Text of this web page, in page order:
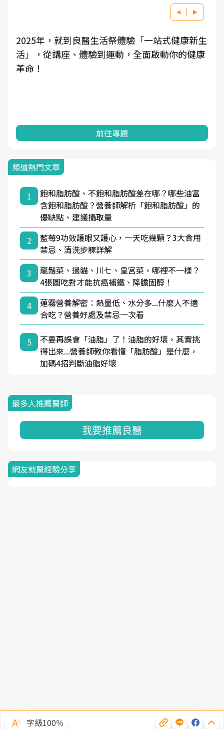
2025年，就到良醫生活祭體驗「一站式健康新生
活」，從講座、體驗到運動，全面啟動你的健康
革命！
前往專題
頻道熱門文章
1
飽和脂肪酸、不飽和脂肪酸差在哪？哪些油富
含飽和脂肪酸？營養師解析「飽和脂肪酸」的
優缺點、建議攝取量
2
藍莓9功效護眼又護心，一天吃幾顆？3大食用
禁忌、清洗步驟詳解
3
龍鬚菜、過貓、川七、皇宮菜，哪裡不一樣？
4張圖吃對才能抗癌補鐵、降膽固醇！
4
蓮霧營養解密：熱量低、水分多...什麼人不適
合吃？營養好處及禁忌一次看
5
不要再誤會「油脂」了！油脂的好壞，其實挑
得出來...營養師教你看懂「脂肪酸」是什麼，
加碼4招判斷油脂好壞
最多人推薦醫師
我要推薦良醫
網友就醫經驗分享
字級100％